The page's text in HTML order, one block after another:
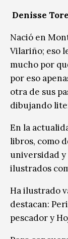
Denisse
Nació en
Vilariño; eso
mucho por
por eso
otra de sus
dibujando
En la
libros, como
universidad
ilustrados
Ha ilustrado
destacan:
pescador y